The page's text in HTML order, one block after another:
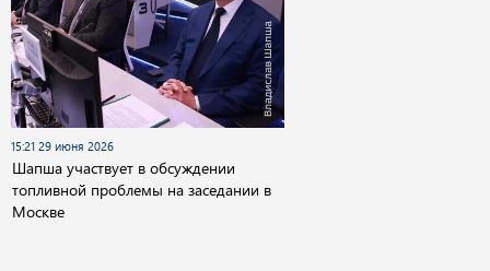
15:21 29 июня 2026
Шапша участвует в обсуждении
топливной проблемы на заседании в
Москве